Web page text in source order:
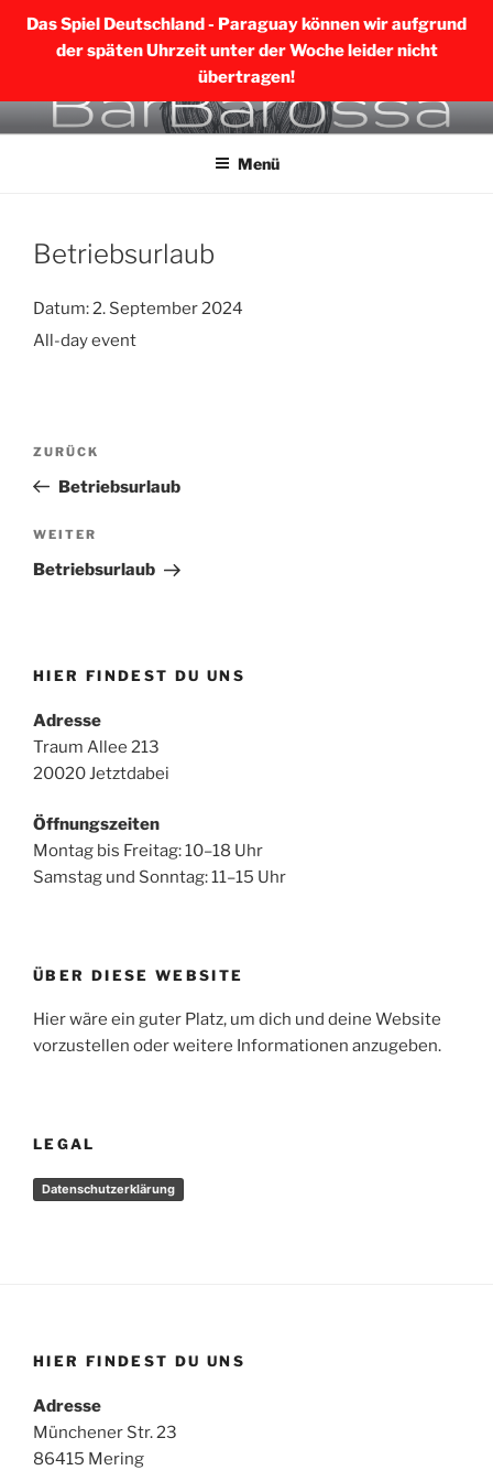
Das Spiel Deutschland - Paraguay können wir aufgrund
der späten Uhrzeit unter der Woche leider nicht
übertragen!
InhaltBARBAROSSA MERING
Menü
Betriebsurlaub
Datum: 2. September 2024
All-day event
Beitragsnavigation
Vorheriger
Beitrag
ZURÜCK
Betriebsurlaub
Nächster
Beitrag
WEITER
Betriebsurlaub
HIER FINDEST DU UNS
Adresse
Traum Allee 213
20020 Jetztdabei
Öffnungszeiten
Montag bis Freitag: 10–18 Uhr
Samstag und Sonntag: 11–15 Uhr
ÜBER DIESE WEBSITE
Hier wäre ein guter Platz, um dich und deine Website
vorzustellen oder weitere Informationen anzugeben.
LEGAL
Datenschutzerklärung
HIER FINDEST DU UNS
Adresse
Münchener Str. 23
86415 Mering